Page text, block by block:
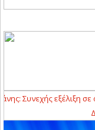
Συνεχής εξέλιξη σε